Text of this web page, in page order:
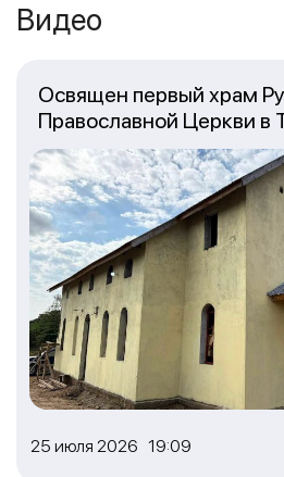
Видео
25 июля 2026 19:09
Освящен первый храм
Православной Церкви в